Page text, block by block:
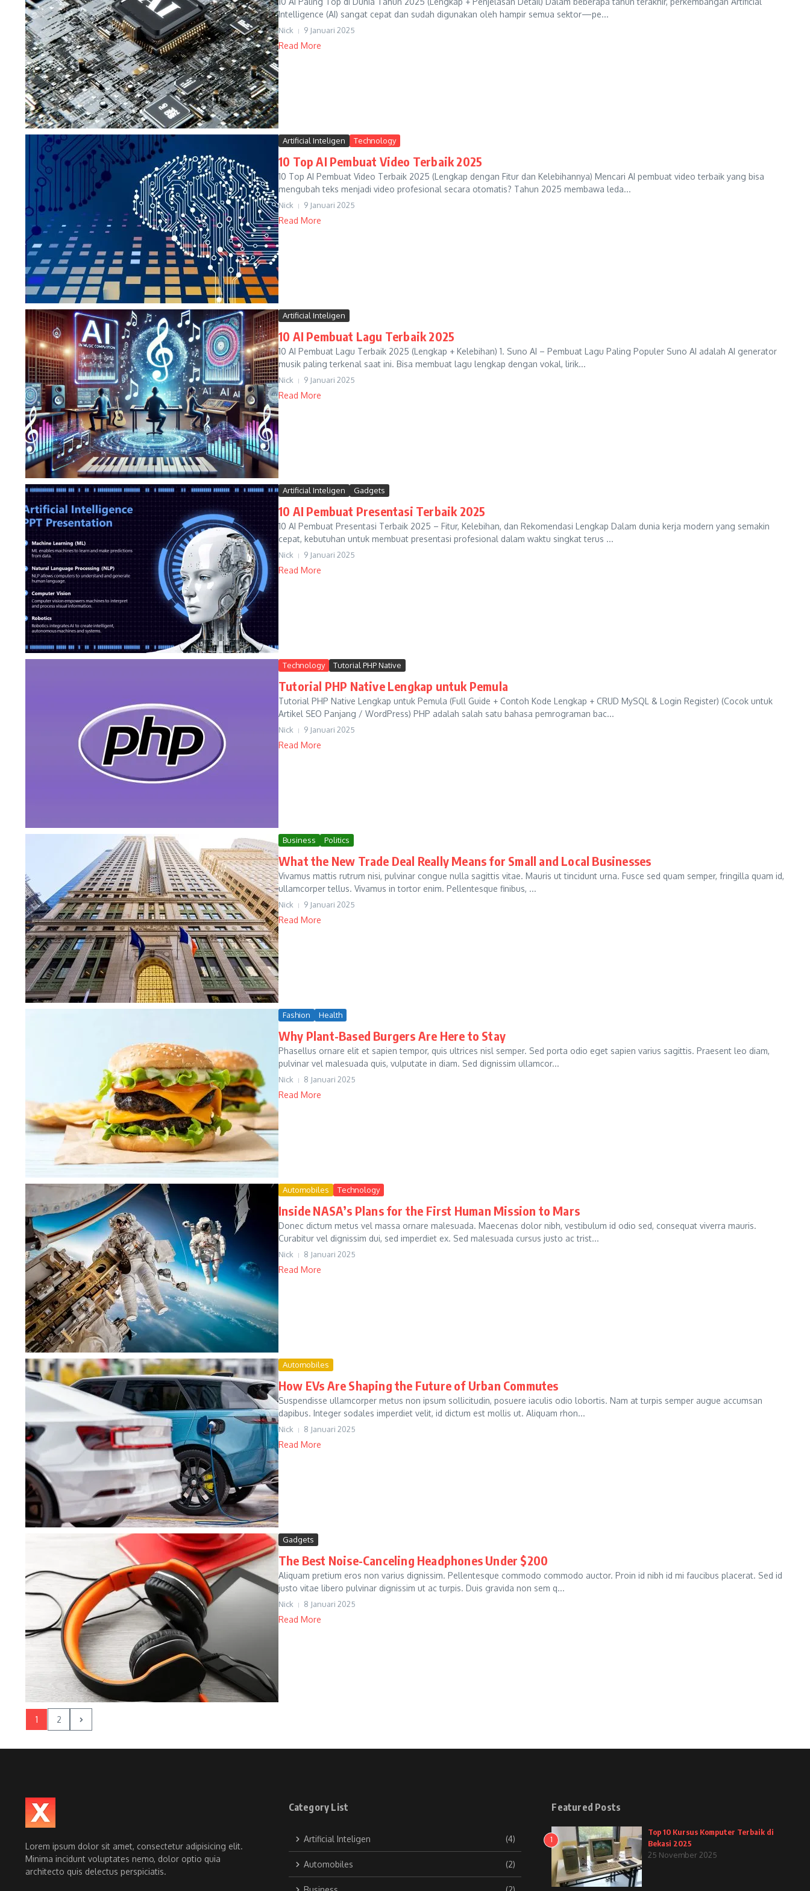
Intelligence (AI) sangat cepat dan sudah digunakan oleh hampir semua sektor—pe...
Nick 9 Januari 2025
Read More
Artificial Inteligen Technology
10 Top AI Pembuat Video Terbaik 2025
10 Top AI Pembuat Video Terbaik 2025 (Lengkap dengan Fitur dan Kelebihannya) Mencari AI pembuat video terbaik yang bisa
mengubah teks menjadi video profesional secara otomatis? Tahun 2025 membawa leda...
Nick 9 Januari 2025
Read More
Artificial Inteligen
10 AI Pembuat Lagu Terbaik 2025
10 AI Pembuat Lagu Terbaik 2025 (Lengkap + Kelebihan) 1. Suno AI – Pembuat Lagu Paling Populer Suno AI adalah AI generator
musik paling terkenal saat ini. Bisa membuat lagu lengkap dengan vokal, lirik...
Nick 9 Januari 2025
Read More
Artificial Inteligen Gadgets
10 AI Pembuat Presentasi Terbaik 2025
10 AI Pembuat Presentasi Terbaik 2025 – Fitur, Kelebihan, dan Rekomendasi Lengkap Dalam dunia kerja modern yang semakin
cepat, kebutuhan untuk membuat presentasi profesional dalam waktu singkat terus ...
Nick 9 Januari 2025
Read More
Technology Tutorial PHP Native
Tutorial PHP Native Lengkap untuk Pemula
Tutorial PHP Native Lengkap untuk Pemula (Full Guide + Contoh Kode Lengkap + CRUD MySQL & Login Register) (Cocok untuk
Artikel SEO Panjang / WordPress) PHP adalah salah satu bahasa pemrograman bac...
Nick 9 Januari 2025
Read More
Business Politics
What the New Trade Deal Really Means for Small and Local Businesses
Vivamus mattis rutrum nisi, pulvinar congue nulla sagittis vitae. Mauris ut tincidunt urna. Fusce sed quam semper, fringilla quam id,
ullamcorper tellus. Vivamus in tortor enim. Pellentesque finibus, ...
Nick 9 Januari 2025
Read More
Fashion Health
Why Plant-Based Burgers Are Here to Stay
Phasellus ornare elit et sapien tempor, quis ultrices nisl semper. Sed porta odio eget sapien varius sagittis. Praesent leo diam,
pulvinar vel malesuada quis, vulputate in diam. Sed dignissim ullamcor...
Nick 8 Januari 2025
Read More
Automobiles Technology
Inside NASA’s Plans for the First Human Mission to Mars
Donec dictum metus vel massa ornare malesuada. Maecenas dolor nibh, vestibulum id odio sed, consequat viverra mauris.
Curabitur vel dignissim dui, sed imperdiet ex. Sed malesuada cursus justo ac trist...
Nick 8 Januari 2025
Read More
Automobiles
How EVs Are Shaping the Future of Urban Commutes
Suspendisse ullamcorper metus non ipsum sollicitudin, posuere iaculis odio lobortis. Nam at turpis semper augue accumsan
dapibus. Integer sodales imperdiet velit, id dictum est mollis ut. Aliquam rhon...
Nick 8 Januari 2025
Read More
Gadgets
The Best Noise-Canceling Headphones Under $200
Aliquam pretium eros non varius dignissim. Pellentesque commodo commodo auctor. Proin id nibh id mi faucibus placerat. Sed id
justo vitae libero pulvinar dignissim ut ac turpis. Duis gravida non sem q...
Nick 8 Januari 2025
Read More
1 2
Lorem ipsum dolor sit amet, consectetur adipisicing elit.
Minima incidunt voluptates nemo, dolor optio quia
architecto quis delectus perspiciatis.
Category List
Artificial Inteligen (4)
Automobiles (2)
Featured Posts
1
Top 10 Kursus Komputer Terbaik di
Bekasi 2025
25 November 2025